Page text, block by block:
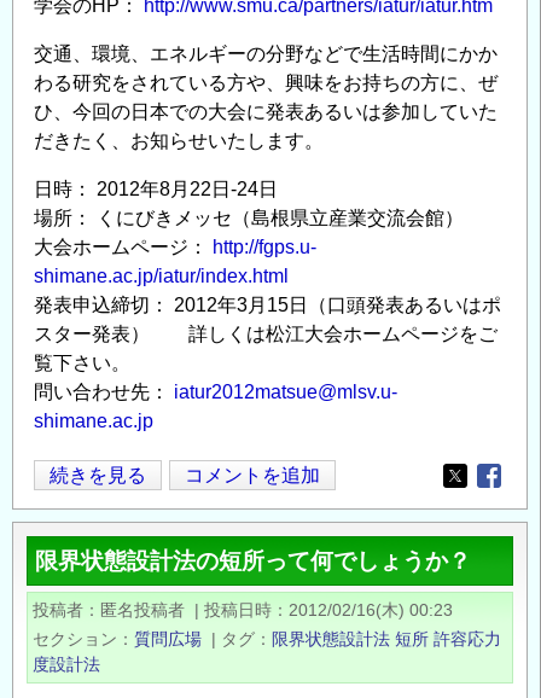
学会のHP：
http://www.smu.ca/partners/iatur/iatur.htm
交通、環境、エネルギーの分野などで生活時間にかか
わる研究をされている方や、興味をお持ちの方に、ぜ
ひ、今回の日本での大会に発表あるいは参加していた
だきたく、お知らせいたします。
日時： 2012年8月22日-24日
場所： くにびきメッセ（島根県立産業交流会館）
大会ホームページ：
http://fgps.u-
shimane.ac.jp/iatur/index.html
発表申込締切： 2012年3月15日（口頭発表あるいはポ
スター発表） 詳しくは松江大会ホームページをご
覧下さい。
問い合わせ先： iatur2012matsue@mlsv.u-
shimane.ac.jp
国
際
生
活
時
学
会
続きを見る コメントを追加
Opens in
限界状態設計法の短所って何でしょうか？
投稿者 匿名投稿者 | 投稿日時
2012/02/16(木) 00:23
セクション
質問広場 | タグ 限界状態設計法 短所 許容応力
度設計法